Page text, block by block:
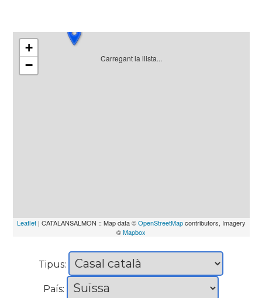
Carregant la llista...
+
−
Leaflet| CATALANSALMON :: Map data ©OpenStreetMapcontributors, Imagery
©Mapbox
Tipus:
País: